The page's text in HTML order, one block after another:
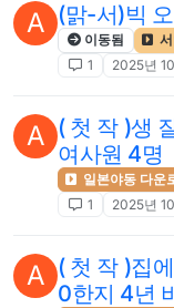
A (맑-서)빅
이동됨
1
2025년
A ( 첫 작 )생
여사원 4명
일본야동 다운
1
2025년
A ( 첫 작 )집
0한지 4년